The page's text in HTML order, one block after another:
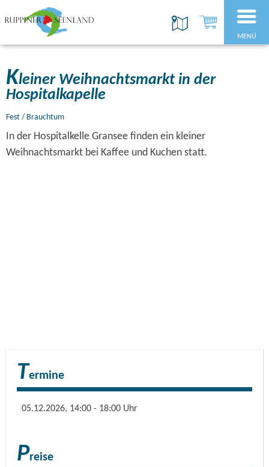
MENÜ
Kleiner Weihnachtsmarkt in der
Hospitalkapelle
Fest / Brauchtum
In der Hospitalkelle Gransee finden ein kleiner
Weihnachtsmarkt bei Kaffee und Kuchen statt.
Termine
05.12.2026, 14:00 - 18:00 Uhr
Preise